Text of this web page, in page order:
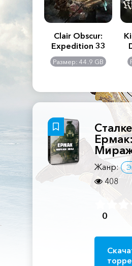
Creed
Clair Obscur:
Expedition 33
Размер: 44.9 GB
Жанр:
408
0